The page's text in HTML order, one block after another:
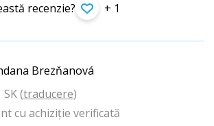
recenzie? + 1
Brezňanová
SK (traducere)
cu achiziție verificată